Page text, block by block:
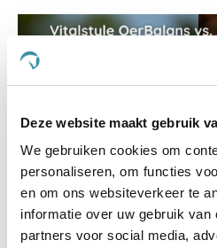
Deze website maakt gebruik
We gebruiken cookies om
personaliseren, om functies
en om ons websiteverkeer te
informatie over uw gebruik van
partners voor social media,
Vitalstyle OerBalans vs. DailyFit